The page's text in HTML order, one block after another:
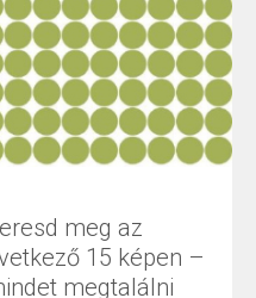
meg az
15 képen –
megtalálni